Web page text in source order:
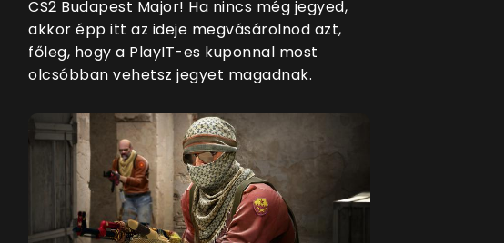
CS2 Budapest Major! Ha nincs még jegyed,
akkor épp itt az ideje megvásárolnod azt,
főleg, hogy a PlayIT-es kuponnal most
olcsóbban vehetsz jegyet magadnak.